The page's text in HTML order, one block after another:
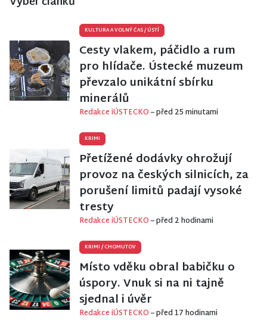
KULTURA A VOLNÝ ČAS/ÚSTÍ
Cesty vlakem, páčidlo a rum
pro hlídače. Ústecké muzeum
převzalo unikátní sbírku
minerálů
Redakce iÚSTECKO– před 25 minutami
KRIMI
Přetížené dodávky ohrožují
provoz na českých silnicích, za
porušení limitů padají vysoké
tresty
Redakce iÚSTECKO– před 2 hodinami
KRIMI /CHOMUTOV
Místo vděku obral babičku o
úspory. Vnuk si na ni tajně
sjednal i úvěr
Redakce iÚSTECKO– před 17 hodinami